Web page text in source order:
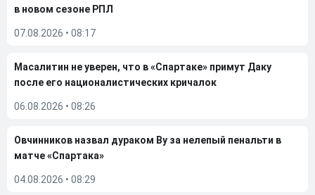
в новом сезоне РПЛ
07.08.2026 • 08:17
Масалитин не уверен, что в «Спартаке» примут Даку
после его националистических кричалок
06.08.2026 • 08:26
Овчинников назвал дураком Ву за нелепый пенальти в
матче «Спартака»
04.08.2026 • 08:29